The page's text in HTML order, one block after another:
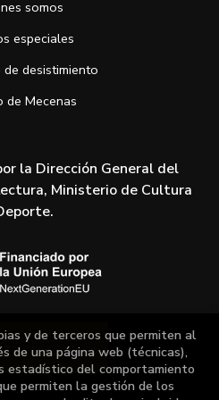
somos
especiales
de desistimiento
de Mecenas
la Dirección General del
Ministerio de Cultura
y de terceros que permiten al
de una página web (técnicas),
estadístico del comportamiento
permiten la gestión de los